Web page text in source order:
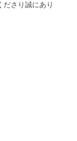
ださり誠にあり